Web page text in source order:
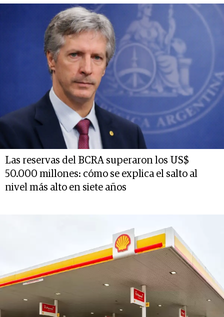
Las reservas del BCRA superaron los US$
50.000 millones: cómo se explica el salto al
nivel más alto en siete años